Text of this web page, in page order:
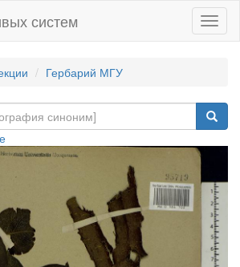
систем
Гербарий МГУ